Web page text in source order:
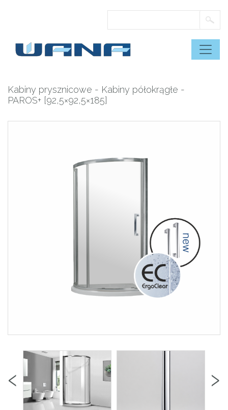
Kabiny prysznicowe - Kabiny półokrągłe -
PAROS+ [92,5×92,5×185]
‹ ›